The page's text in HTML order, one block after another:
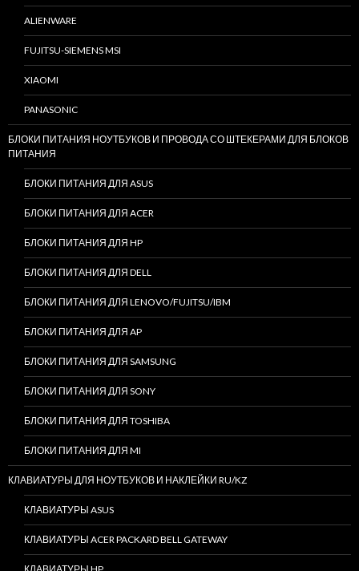
ALIENWARE
FUJITSU-SIEMENS MSI
XIAOMI
PANASONIC
БЛОКИ ПИТАНИЯ НОУТБУКОВ И ПРОВОДА СО ШТЕКЕРАМИ ДЛЯ БЛОКОВ
ПИТАНИЯ
БЛОКИ ПИТАНИЯ ДЛЯ ASUS
БЛОКИ ПИТАНИЯ ДЛЯ ACER
БЛОКИ ПИТАНИЯ ДЛЯ HP
БЛОКИ ПИТАНИЯ ДЛЯ DELL
БЛОКИ ПИТАНИЯ ДЛЯ LENOVO/FUJITSU/IBM
БЛОКИ ПИТАНИЯ ДЛЯ AP
БЛОКИ ПИТАНИЯ ДЛЯ SAMSUNG
БЛОКИ ПИТАНИЯ ДЛЯ SONY
БЛОКИ ПИТАНИЯ ДЛЯ TOSHIBA
БЛОКИ ПИТАНИЯ ДЛЯ MI
КЛАВИАТУРЫ ДЛЯ НОУТБУКОВ И НАКЛЕЙКИ RU/KZ
КЛАВИАТУРЫ ASUS
КЛАВИАТУРЫ ACER PACKARD BELL GATEWAY
КЛАВИАТУРЫ HP